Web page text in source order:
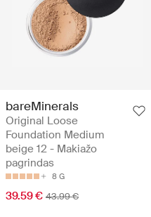
bareMinerals
Original Loose
Foundation Medium
beige 12 - Makiažo
pagrindas
8 G
39.59 € 43.99 €